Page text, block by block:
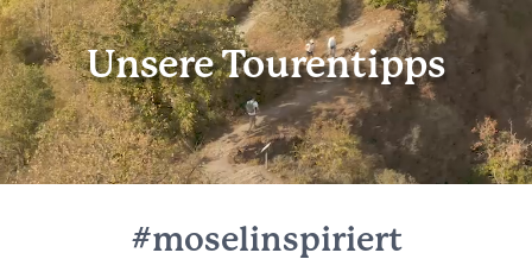
Unsere Tourentipps
#moselinspiriert